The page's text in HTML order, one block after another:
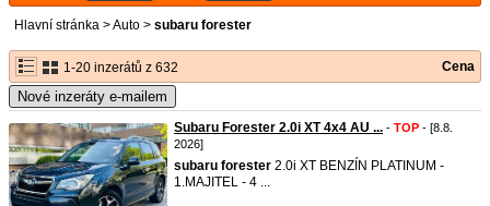
Hlavní stránka >Auto > subaru forester
1-20 inzerátů z 632 Cena
Nové inzeráty e-mailem
Subaru Forester 2.0i XT 4x4 AU ... - TOP - [8.8.
2026]
subaru forester 2.0i XT BENZÍN PLATINUM -
1.MAJITEL - 4 ...